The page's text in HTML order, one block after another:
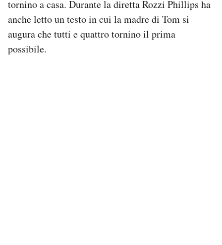
tornino a casa. Durante la diretta Rozzi Phillips ha
anche letto un testo in cui la madre di Tom si
augura che tutti e quattro tornino il prima
possibile.